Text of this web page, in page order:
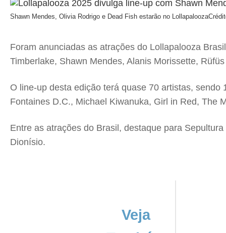
Shawn Mendes, Olivia Rodrigo e Dead Fish estarão no Lollapalooza
Foram anunciadas as atrações do Lollapalooza
Timberlake, Shawn Mendes, Alanis Morissette,
O line-up desta edição terá quase 70 artistas,
Fontaines D.C., Michael Kiwanuka, Girl in Red, The
Entre as atrações do Brasil, destaque para
Dionísio.
Veja